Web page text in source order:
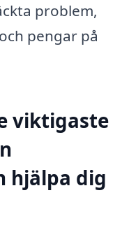
problem,
pengar på
viktigaste
hjälpa dig